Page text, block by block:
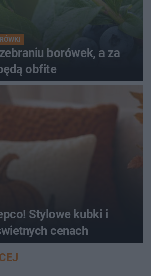
borówek, a za
obfite
Stylowe kubki i
cenach